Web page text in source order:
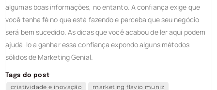
algumas boas informações, no entanto. A confiança exige que
você tenha fé no que está fazendo e perceba que seu negócio
será bem sucedido. As dicas que você acabou de ler aqui podem
ajudá-lo a ganhar essa confiança expondo alguns métodos
sólidos de Marketing Genial.
Tags do post
criatividade e inovação
marketing flavio muniz